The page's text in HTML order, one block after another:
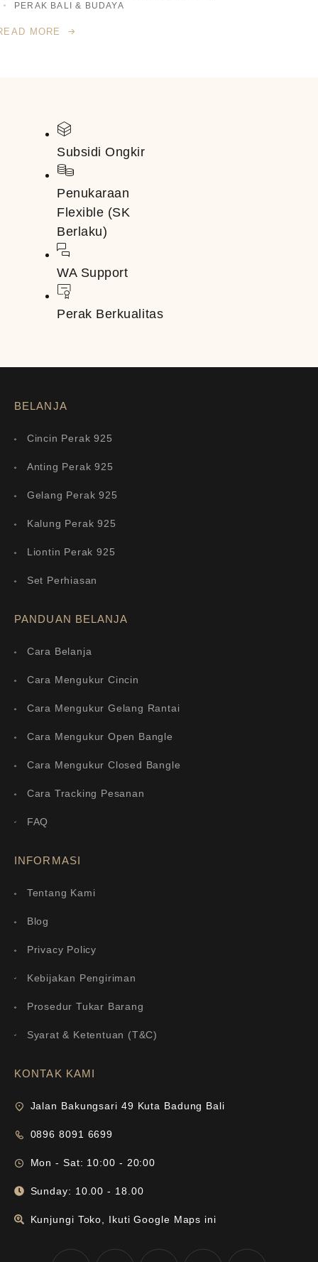
PERAK BALI & BUDAYA
MORE
Subsidi Ongkir
Penukaraan
Flexible (SK
Berlaku)
WA Support
Perak Berkualitas
BELANJA
Cincin Perak 925
Anting Perak 925
Gelang Perak 925
Kalung Perak 925
Liontin Perak 925
Set Perhiasan
PANDUAN BELANJA
Cara Belanja
Cara Mengukur Cincin
Cara Mengukur Gelang Rantai
Cara Mengukur Open Bangle
Cara Mengukur Closed Bangle
Cara Tracking Pesanan
FAQ
INFORMASI
Tentang Kami
Blog
Privacy Policy
Kebijakan Pengiriman
Prosedur Tukar Barang
Syarat & Ketentuan (T&C)
KONTAK KAMI
Jalan Bakungsari 49 Kuta Badung Bali
0896 8091 6699
Mon - Sat: 10:00 - 20:00
Sunday: 10.00 - 18.00
Kunjungi Toko, Ikuti Google Maps ini